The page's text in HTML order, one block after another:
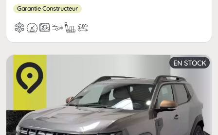
Garantie Constructeur
EN STOCK